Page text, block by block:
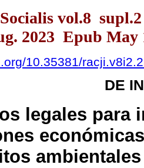
vol.8 supl.2
2023 Epub May
10.35381/
DE
legales para